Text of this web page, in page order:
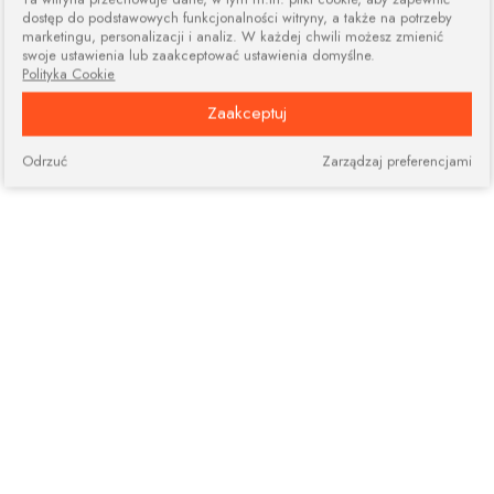
dostęp do podstawowych funkcjonalności witryny, a także na potrzeby
marketingu, personalizacji i analiz. W każdej chwili możesz zmienić
swoje ustawienia lub zaakceptować ustawienia domyślne.
Polityka Cookie
Zaakceptuj
Zarządzaj preferencjami
Odrzuć